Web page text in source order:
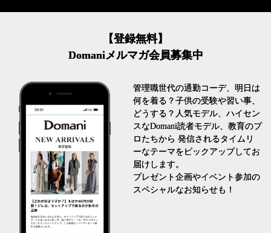
【登録無料】
Domaniメルマガ会員募集中
管理職世代の通勤コーデ、明日は
何を着る？子供の受験や習い事、
どうする？人気モデル、ハイセン
スなDomani読者モデル、教育のプ
ロたちから 発信されるタイムリ
ーなテーマをピックアップしてお
届けします。
プレゼント企画やイベント参加の
スペシャルなお知らせも！